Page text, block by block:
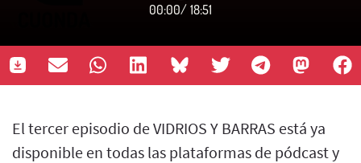
00:00/ 18:51
El tercer episodio de VIDRIOS Y BARRAS está ya
disponible en todas las plataformas de pódcast y